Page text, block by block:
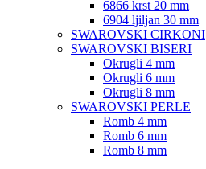
6866 krst 20 mm
6904 ljiljan 30 mm
SWAROVSKI CIRKONI
SWAROVSKI BISERI
Okrugli 4 mm
Okrugli 6 mm
Okrugli 8 mm
SWAROVSKI PERLE
Romb 4 mm
Romb 6 mm
Romb 8 mm